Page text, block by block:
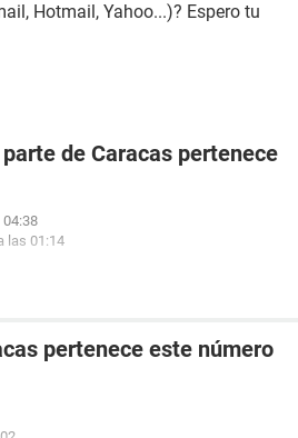
Hotmail, Yahoo...)? Espero tu
de Caracas pertenece
04:38
las 01:14
pertenece este número